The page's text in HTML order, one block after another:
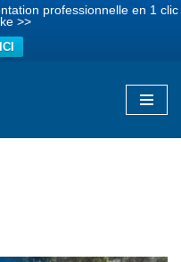
professionnelle en 1 clic
>>